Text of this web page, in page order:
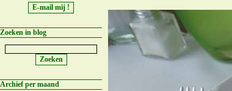
Zoeken in blog
Archief per maand